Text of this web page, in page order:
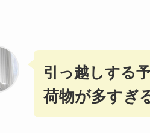
引っ越しする
荷物が多すぎ